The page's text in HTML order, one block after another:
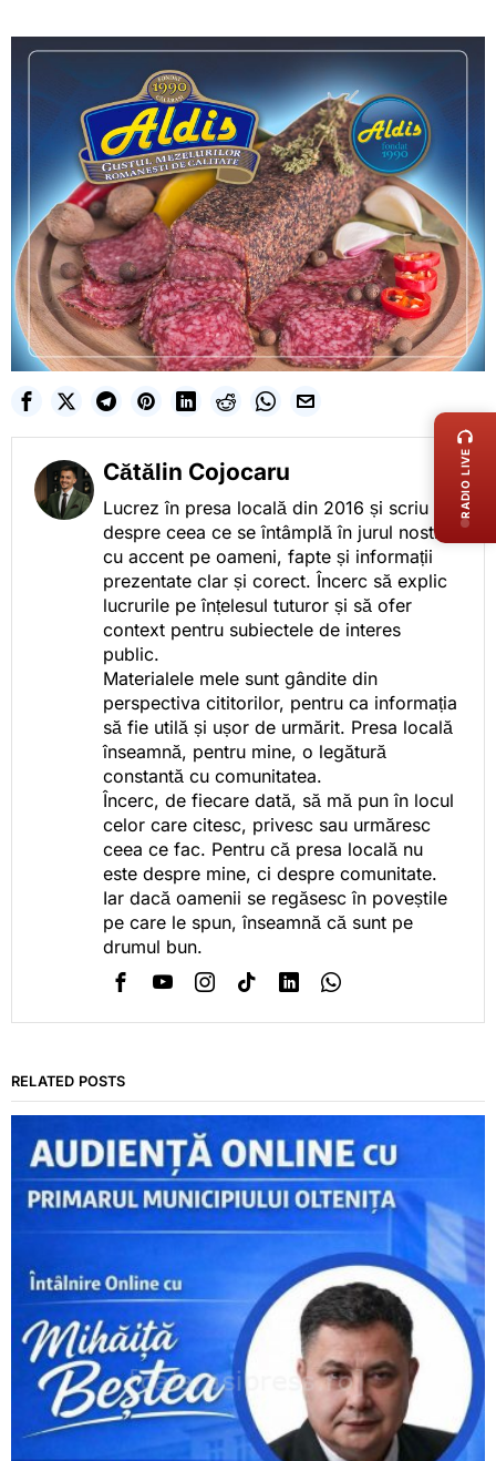
Cătălin Cojocaru
Lucrez în presa locală din 2016 și scriu
despre ceea ce se întâmplă în jurul nostru,
cu accent pe oameni, fapte și informații
prezentate clar și corect. Încerc să explic
lucrurile pe înțelesul tuturor și să ofer
context pentru subiectele de interes
public.
Materialele mele sunt gândite din
perspectiva cititorilor, pentru ca informația
să fie utilă și ușor de urmărit. Presa locală
înseamnă, pentru mine, o legătură
constantă cu comunitatea.
Încerc, de fiecare dată, să mă pun în locul
celor care citesc, privesc sau urmăresc
ceea ce fac. Pentru că presa locală nu
este despre mine, ci despre comunitate.
Iar dacă oamenii se regăsesc în poveștile
pe care le spun, înseamnă că sunt pe
drumul bun.
RELATED POSTS
RADIO LIVE